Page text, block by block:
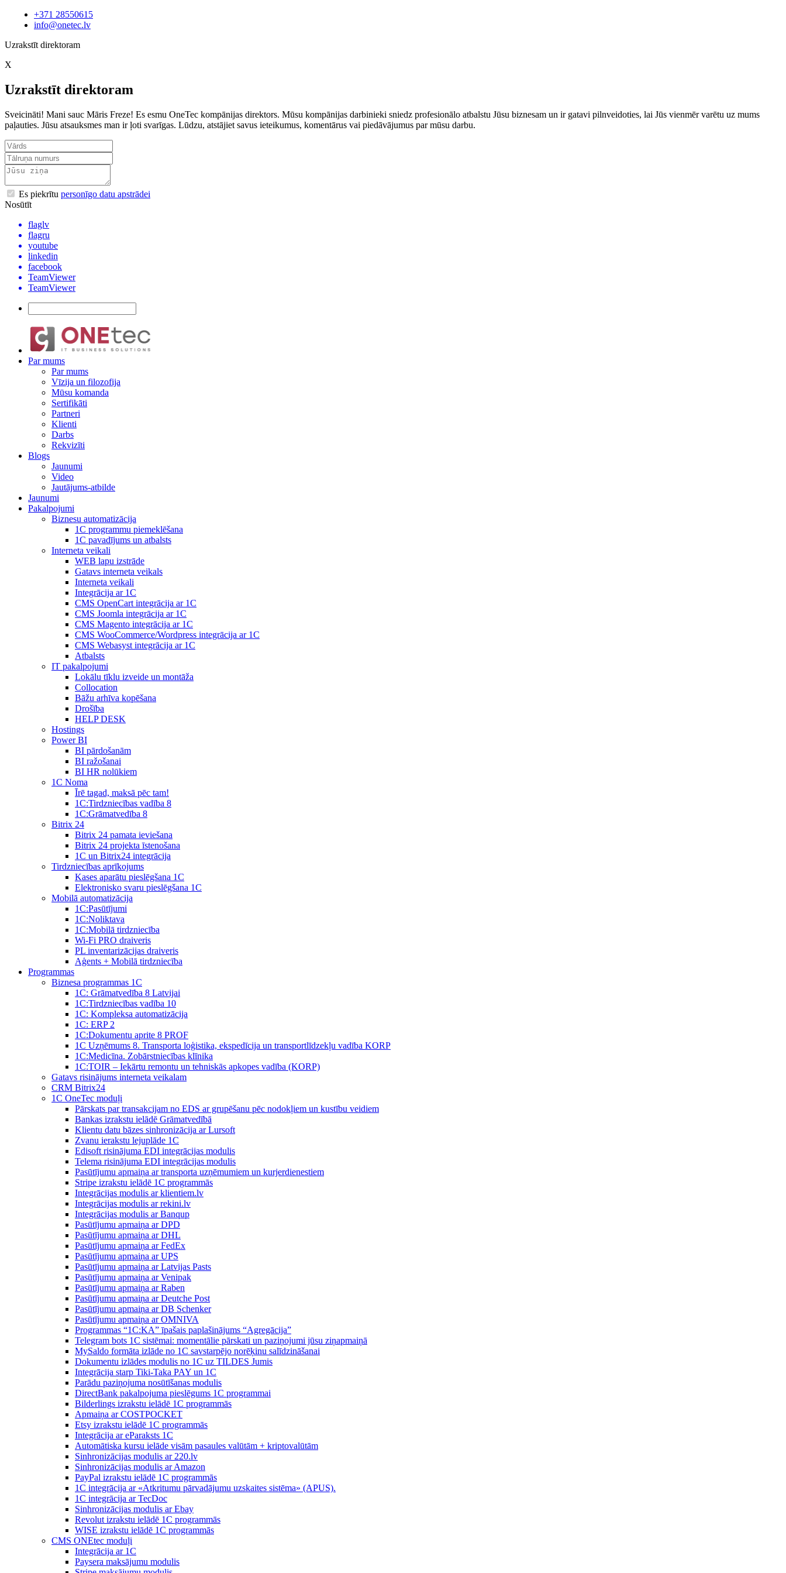
+371 28550615
info@onetec.lv
Uzrakstīt direktoram
X
Uzrakstīt direktoram
Sveicināti! Mani sauc Māris Freze! Es esmu OneTec kompānijas direktors. Mūsu kompānijas darbinieki sniedz profesionālo atbalstu Jūsu biznesam un ir gatavi pilnveidoties, lai Jūs vienmēr varētu uz mums
paļauties. Jūsu atsauksmes man ir ļoti svarīgas. Lūdzu, atstājiet savus ieteikumus, komentārus vai piedāvājumus par mūsu darbu.
Es piekrītu personīgo datu apstrādei
Nosūtīt
flaglv
flagru
youtube
linkedin
facebook
TeamViewer
TeamViewer
Par mums
Par mums
Vīzija un filozofija
Mūsu komanda
Sertifikāti
Partneri
Klienti
Darbs
Rekvizīti
Blogs
Jaunumi
Video
Jautājums-atbilde
Jaunumi
Pakalpojumi
Biznesu automatizācija
1С programmu piemeklēšana
1С pavadījums un atbalsts
Interneta veikali
WEB lapu izstrāde
Gatavs interneta veikals
Interneta veikali
Integrācija ar 1C
CMS OpenCart integrācija ar 1C
CMS Joomla integrācija ar 1C
CMS Magento integrācija ar 1C
CMS WooCommerce/Wordpress integrācija ar 1C
CMS Webasyst integrācija ar 1C
Atbalsts
IT pakalpojumi
Lokālu tīklu izveide un montāža
Collocation
Bāžu arhīva kopēšana
Drošība
HELP DESK
Hostings
Power BI
BI pārdošanām
BI ražošanai
BI HR nolūkiem
1C Noma
Īrē tagad, maksā pēc tam!
1С:Tirdzniecības vadība 8
1С:Grāmatvedība 8
Bitrix 24
Bitrix 24 pamata ieviešana
Bitrix 24 projekta īstenošana
1C un Bitrix24 integrācija
Tirdzniecības aprīkojums
Kases aparātu pieslēgšana 1C
Elektronisko svaru pieslēgšana 1C
Mobilā automatizācija
1С:Pasūtījumi
1С:Noliktava
1С:Mobilā tirdzniecība
Wi-Fi PRO draiveris
PL inventarizācijas draiveris
Aģents + Mobilā tirdzniecība
Programmas
Biznesa programmas 1C
1C: Grāmatvedība 8 Latvijai
1C:Tirdzniecības vadība 10
1С: Kompleksa automatizācija
1C: ERP 2
1С:Dokumentu aprite 8 PROF
1C Uzņēmums 8. Transporta loģistika, ekspedīcija un transportlīdzekļu vadība KORP
1C:Medicīna. Zobārstniecības klīnika
1C:TOIR – Iekārtu remontu un tehniskās apkopes vadība (KORP)
Gatavs risinājums interneta veikalam
CRM Bitrix24
1С OneTec moduļi
Pārskats par transakcijam no EDS ar grupēšanu pēc nodokļiem un kustību veidiem
Bankas izrakstu ielādē Grāmatvedībā
Klientu datu bāzes sinhronizācija ar Lursoft
Zvanu ierakstu lejuplāde 1C
Edisoft risinājuma EDI integrācijas modulis
Telema risinājuma EDI integrācijas modulis
Pasūtījumu apmaiņa ar transporta uzņēmumiem un kurjerdienestiem
Stripe izrakstu ielādē 1C programmās
Integrācijas modulis ar klientiem.lv
Integrācijas modulis ar rekini.lv
Integrācijas modulis ar Banqup
Pasūtījumu apmaiņa ar DPD
Pasūtījumu apmaiņa ar DHL
Pasūtījumu apmaiņa ar FedEx
Pasūtījumu apmaiņa ar UPS
Pasūtījumu apmaiņa ar Latvijas Pasts
Pasūtījumu apmaiņa ar Venipak
Pasūtījumu apmaiņa ar Raben
Pasūtījumu apmaiņa ar Deutche Post
Pasūtījumu apmaiņa ar DB Schenker
Pasūtījumu apmaiņa ar OMNIVA
Programmas “1C:KA” īpašais paplašinājums “Agregācija”
Telegram bots 1C sistēmai: momentālie pārskati un paziņojumi jūsu ziņapmaiņā
MySaldo formāta izlāde no 1C savstarpējo norēķinu salīdzināšanai
Dokumentu izlādes modulis no 1C uz TILDES Jumis
Integrācija starp Tiki-Taka PAY un 1C
Parādu paziņojuma nosūtīšanas modulis
DirectBank pakalpojuma pieslēgums 1C programmai
Bilderlings izrakstu ielādē 1C programmās
Apmaiņa ar COSTPOCKET
Etsy izrakstu ielādē 1C programmās
Integrācija ar eParaksts 1C
Automātiska kursu ielāde visām pasaules valūtām + kriptovalūtām
Sinhronizācijas modulis ar 220.lv
Sinhronizācijas modulis ar Amazon
PayPal izrakstu ielādē 1C programmās
1C integrācija ar «Atkritumu pārvadājumu uzskaites sistēma» (APUS).
1C integrācija ar TecDoc
Sinhronizācijas modulis ar Ebay
Revolut izrakstu ielādē 1C programmās
WISE izrakstu ielādē 1C programmās
CMS ONEtec moduļi
Integrācija ar 1C
Paysera maksājumu modulis